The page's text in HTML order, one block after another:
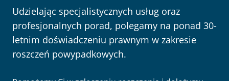
Udzielając specjalistycznych usług oraz
profesjonalnych porad, polegamy na ponad 30-
letnim doświadczeniu prawnym w zakresie
roszczeń powypadkowych.